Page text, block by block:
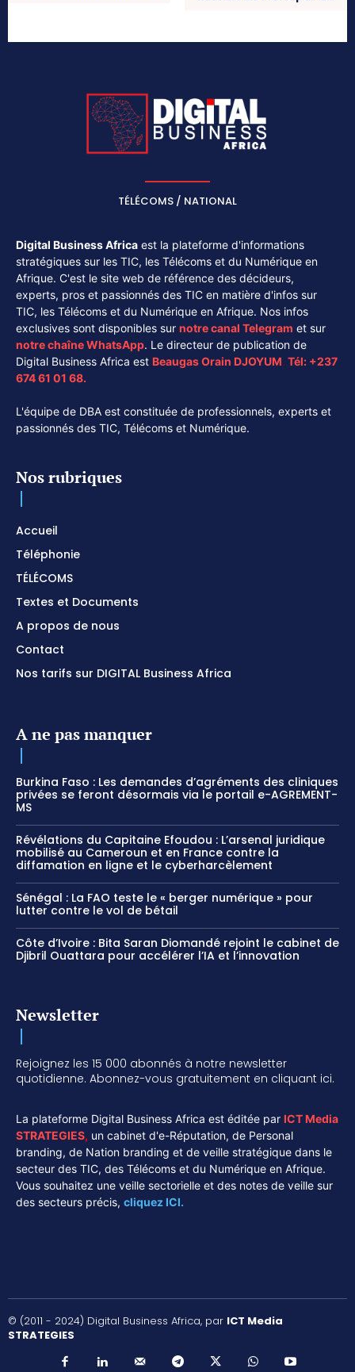
TÉLÉCOMS / NATIONAL
Digital Business Africa est la plateforme d'informations
stratégiques sur les TIC, les Télécoms et du Numérique en
Afrique. C'est le site web de référence des décideurs,
experts, pros et passionnés des TIC en matière d'infos sur
TIC, les Télécoms et du Numérique en Afrique. Nos infos
exclusives sont disponibles sur notre canal Telegram et sur
notre chaîneWhatsApp. Le directeur de publication de
Digital Business Africa est Beaugas Orain DJOYUM. Tél: +237
674 61 01 68.
L'équipe de DBA est constituée de professionnels, experts et
passionnés des TIC, Télécoms et Numérique.
Nos rubriques
Accueil
Téléphonie
TÉLÉCOMS
Textes et Documents
A propos de nous
Contact
Nos tarifs sur DIGITAL Business Africa
A ne pas manquer
Burkina Faso : Les demandes d’agréments des cliniques
privées se feront désormais via le portail e-AGREMENT-
MS
Révélations du Capitaine Efoudou : L’arsenal juridique
mobilisé au Cameroun et en France contre la
diffamation en ligne et le cyberharcèlement
Sénégal : La FAO teste le « berger numérique » pour
lutter contre le vol de bétail
Côte d’Ivoire : Bita Saran Diomandé rejoint le cabinet de
Djibril Ouattara pour accélérer l’IA et l’innovation
Newsletter
Rejoignez les 15 000 abonnés à notre newsletter
quotidienne. Abonnez-vous gratuitement en cliquant ici.
La plateforme Digital Business Africa est éditée par ICT Media
STRATEGIES, un cabinet d'e-Réputation, de Personal
branding, de Nation branding et de veille stratégique dans le
secteur des TIC, des Télécoms et du Numérique en Afrique.
Vous souhaitez une veille sectorielle et des notes de veille sur
des secteurs précis, cliquez ICI.
© (2011 - 2024) Digital Business Africa, par ICT Media
STRATEGIES